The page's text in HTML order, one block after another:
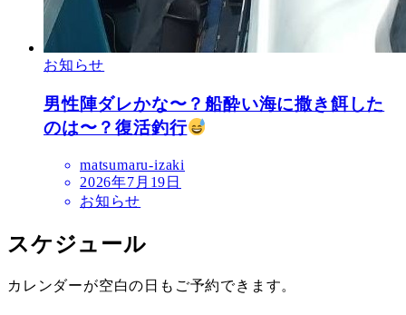
お知らせ
男性陣ダレかな〜？船酔い海に撒き餌した
のは〜？復活釣行
matsumaru-izaki
2026年7月19日
お知らせ
スケジュール
カレンダーが空白の日もご予約できます。